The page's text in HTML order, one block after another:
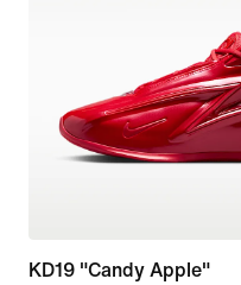
KD19 "Candy Apple"